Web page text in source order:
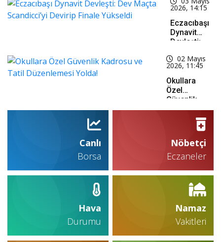
Bin
Personel
Alımı İçin
Düğmeye
Basıldı!
2026, 14:15
Eczacıbaşı
Dynavit
Devleşti:
Scandicci’yi
Devirip
Finale
Yükseldi
02 Mayıs
2026, 11:45
Okullara
Özel
Güvenlik
Kadrosu Ve
Düzenlemesi
Yolda!
Canlı
Borsa
Nöbetçi
Eczaneler
Hava
Durumu
Namaz
Vakitleri